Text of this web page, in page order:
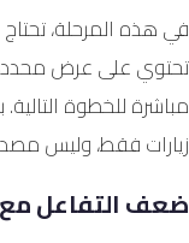
في هذه المرحلة،
تحتوي على عرض
مباشرة للخطوة
زيارات فقط، وليس
ضعف التفاعل مع